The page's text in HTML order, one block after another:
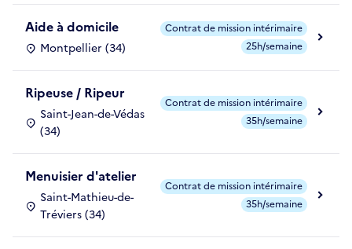
Aide à domicile
Montpellier (34)
Contrat de mission intérimaire
25h/semaine
Ripeuse / Ripeur
Saint-Jean-de-Védas
(34)
Contrat de mission intérimaire
35h/semaine
Menuisier d'atelier
Saint-Mathieu-de-
Tréviers (34)
Contrat de mission intérimaire
35h/semaine